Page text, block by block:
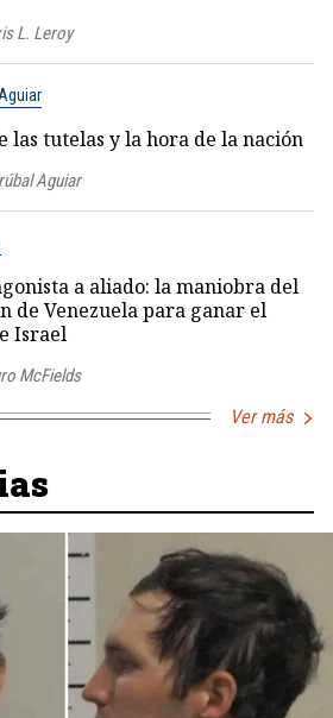
L. Leroy
las tutelas y la hora de la nación
Aguiar
a aliado: la maniobra del
de Venezuela para ganar el
Israel
McFields
Ver más